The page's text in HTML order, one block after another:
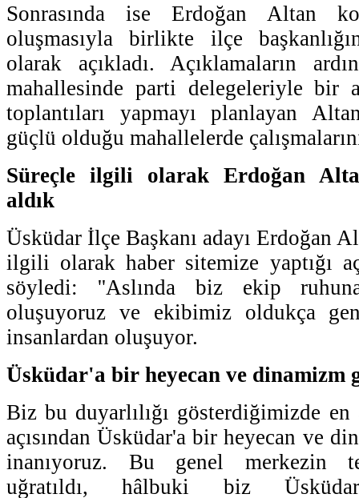
Sonrasında ise Erdoğan Altan
oluşmasıyla birlikte ilçe
olarak açıkladı. Açıklamaların
mahallesinde parti delegeleriyle bir
toplantıları yapmayı planlayan
güçlü olduğu mahallelerde
Süreçle ilgili olarak Erdoğan
aldık
Üsküdar İlçe Başkanı adayı Erdoğan
ilgili olarak haber sitemize yaptığı
söyledi: ''Aslında biz ekip
oluşuyoruz ve ekibimiz oldukça
insanlardan oluşuyor.
Üsküdar'a bir heyecan ve dinamizm
Biz bu duyarlılığı gösterdiğimizde en
açısından Üsküdar'a bir heyecan ve
inanıyoruz. Bu genel merkezin
uğratıldı, hâlbuki biz